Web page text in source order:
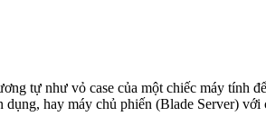
tự như vỏ case của một chiếc máy tính
hay máy chủ phiến (Blade Server)